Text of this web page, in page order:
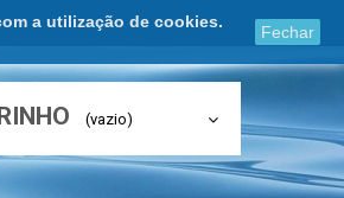
a utilização de cookies.
Fechar
(vazio)